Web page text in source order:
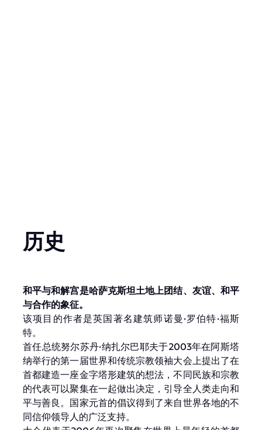
历史
和平与和解宫是哈萨克斯坦土地上团结、友谊、和平
与合作的象征。
该项目的作者是英国著名建筑师诺曼·罗伯特·福斯
特。
首任总统努尔苏丹·纳扎尔巴耶夫于2003年在阿斯塔
纳举行的第一届世界和传统宗教领袖大会上提出了在
首都建造一座金字塔形建筑的想法，不同民族和宗教
的代表可以聚集在一起做出决定，引导全人类走向和
平与善良。国家元首的倡议得到了来自世界各地的不
同信仰领导人的广泛支持。